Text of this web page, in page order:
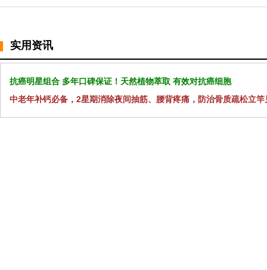
实用资讯
抗癌明星组合 多年口碑保证！天然植物萃取 有效对抗癌细胞
中老年补钙必备，2星期消除夜间抽筋、腰背疼痛，防治骨质疏松立竿